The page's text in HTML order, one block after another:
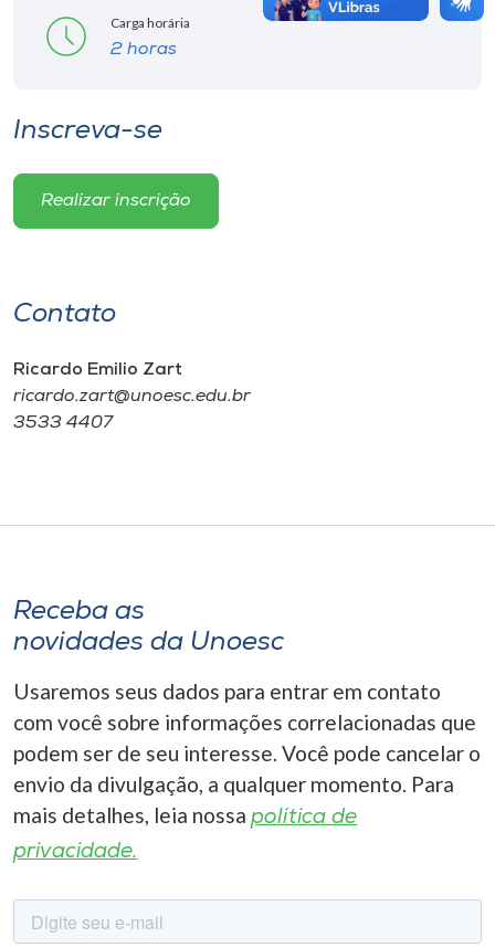
Carga horária
2 horas
Inscreva-se
Realizar inscrição
Contato
Ricardo Emilio Zart
ricardo.zart@unoesc.edu.br
3533 4407
Receba as
novidades da Unoesc
Usaremos seus dados para entrar em contato
com você sobre informações correlacionadas que
podem ser de seu interesse. Você pode cancelar o
envio da divulgação, a qualquer momento. Para
mais detalhes, leia nossa política de
privacidade.